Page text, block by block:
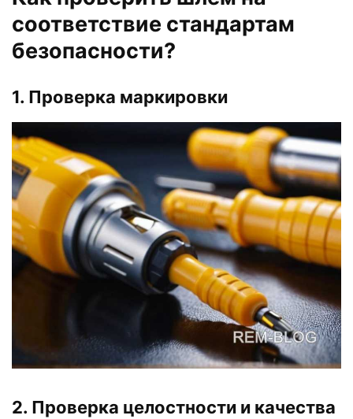
соответствие стандартам
безопасности?
1. Проверка маркировки
2. Проверка целостности и качества